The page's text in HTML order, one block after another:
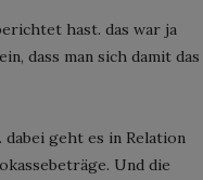
hast. das war ja
dass man sich damit das
geht es in Relation
Und die